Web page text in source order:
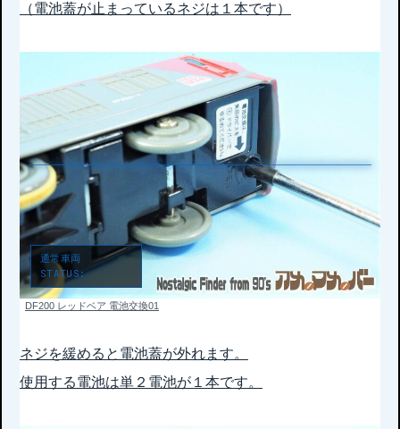
（電池蓋が止まっているネジは１本です）
通常車両
STATUS:LOCKED
DF200 レッドベア 電池交換01
ネジを緩めると電池蓋が外れます。
使用する電池は単２電池が１本です。